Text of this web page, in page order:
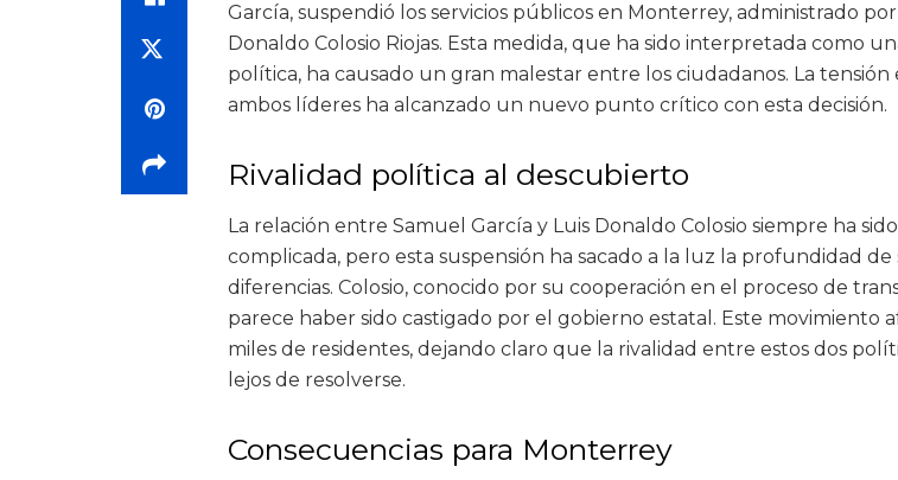
García, suspendió los servicios públicos en Monterrey, administrado
Donaldo Colosio Riojas. Esta medida, que ha sido interpretada como
política, ha causado un gran malestar entre los ciudadanos. La tensión
ambos líderes ha alcanzado un nuevo punto crítico con esta decisión.
Rivalidad política al descubierto
La relación entre Samuel García y Luis Donaldo Colosio siempre ha sido
complicada, pero esta suspensión ha sacado a la luz la profundidad de
diferencias. Colosio, conocido por su cooperación en el proceso de
parece haber sido castigado por el gobierno estatal. Este movimiento
miles de residentes, dejando claro que la rivalidad entre estos dos
lejos de resolverse.
Consecuencias para Monterrey